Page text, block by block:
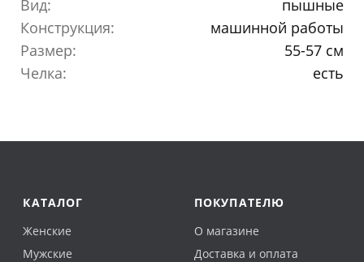
Вид:
пышные
Конструкция:
машинной работы
Размер:
55-57 см
Челка:
есть
КАТАЛОГ
Женские
Мужские
ПОКУПАТЕЛЮ
О магазине
Доставка и оплата